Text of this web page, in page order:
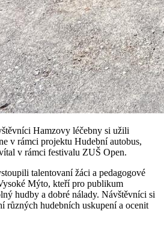
Hamzovy léčebny si užili
v rámci projektu Hudební autobus,
v rámci festivalu ZUŠ Open.
talentovaní žáci a pedagogové
Mýto, kteří pro publikum
hudby a dobré nálady. Návštěvníci si
různých hudebních uskupení a ocenit